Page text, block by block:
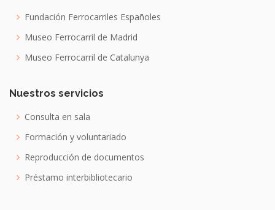
Fundación Ferrocarriles Españoles
Museo Ferrocarril de Madrid
Museo Ferrocarril de Catalunya
Nuestros servicios
Consulta en sala
Formación y voluntariado
Reproducción de documentos
Préstamo interbibliotecario